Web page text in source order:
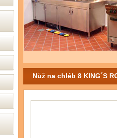
Nůž na chléb 8 KING´S